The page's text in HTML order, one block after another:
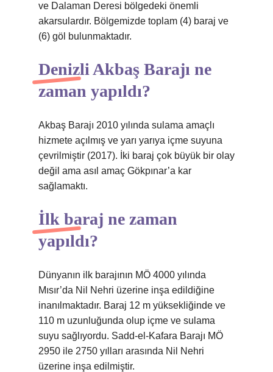
ve Dalaman Deresi bölgedeki önemli
akarsulardır. Bölgemizde toplam (4) baraj ve
(6) göl bulunmaktadır.
Denizli Akbaş Barajı ne
zaman yapıldı?
Akbaş Barajı 2010 yılında sulama amaçlı
hizmete açılmış ve yarı yarıya içme suyuna
çevrilmiştir (2017). İki baraj çok büyük bir olay
değil ama asıl amaç Gökpınar’a kar
sağlamaktı.
İlk baraj ne zaman
yapıldı?
Dünyanın ilk barajının MÖ 4000 yılında
Mısır’da Nil Nehri üzerine inşa edildiğine
inanılmaktadır. Baraj 12 m yüksekliğinde ve
110 m uzunluğunda olup içme ve sulama
suyu sağlıyordu. Sadd-el-Kafara Barajı MÖ
2950 ile 2750 yılları arasında Nil Nehri
üzerine inşa edilmiştir.